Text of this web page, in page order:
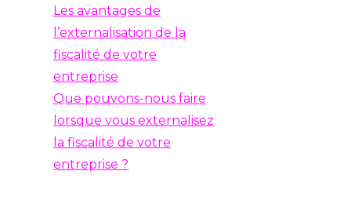
Les avantages de
l’externalisation de la
fiscalité de votre
entreprise
Que pouvons-nous faire
lorsque vous externalisez
la fiscalité de votre
entreprise ?